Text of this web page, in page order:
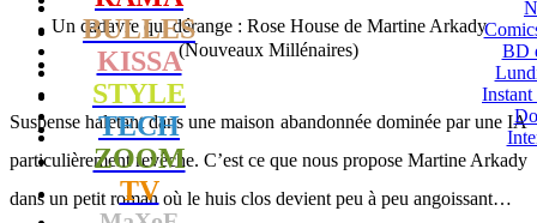
BULLES
KISSA
STYLE
TECH
ZOOM
TV
BD
Instant
Un cadavre qui dérange : Rose House de Martine Arkady
(Nouveaux Millénaires)
Suspense haletant dans une maison abandonnée dominée par une IA
particulièrement revêche. C’est ce que nous propose Martine Arkady
dans un petit roman où le huis clos devient peu à peu angoissant…